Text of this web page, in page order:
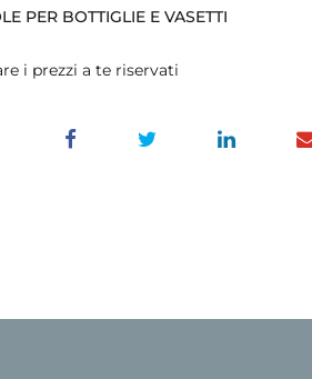
PER BOTTIGLIE E VASETTI
i prezzi a te riservati